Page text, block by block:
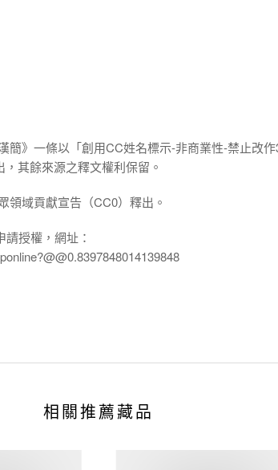
簡》一條以「創用CC姓名標示-非商業性-禁止改
其餘來源之釋文權利保留。
領域貢獻宣告（CC0）釋出。
授權，網址：
相關推薦藏品